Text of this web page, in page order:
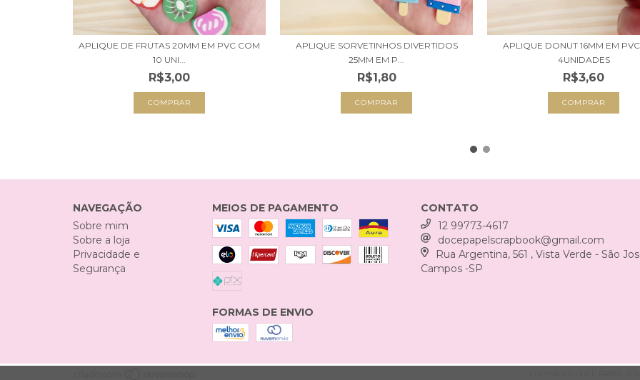
APLIQUE DE FRUTAS 20MM EM PVC COM
10 UNI...
R$3,00
APLIQUE SORVETINHOS DIVERTIDOS
25MM EM P...
R$1,80
COMPRAR
APLIQUE DONUT 16MM EM
4UNIDADES
R$3,60
NAVEGAÇÃO
Sobre mim
Sobre a loja
Privacidade e
Segurança
MEIOS DE PAGAMENTO
FORMAS DE ENVIO
CONTATO
12 99773-4617
docepapelscrapbook@gmail.com
Rua Argentina, 561 , Vista Verde - São
Campos -SP
COPYRIGHT DOCE PAPEL